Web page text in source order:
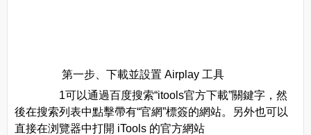
第一步、下載並設置 Airplay 工具
1可以通過百度搜索“itools官方下載”關鍵字，然
後在搜索列表中點擊帶有“官網”標簽的網站。另外也可以
直接在浏覽器中打開 iTools 的官方網站